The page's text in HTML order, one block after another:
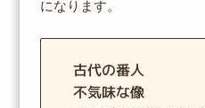
になります。
古代の番人
不気味な像